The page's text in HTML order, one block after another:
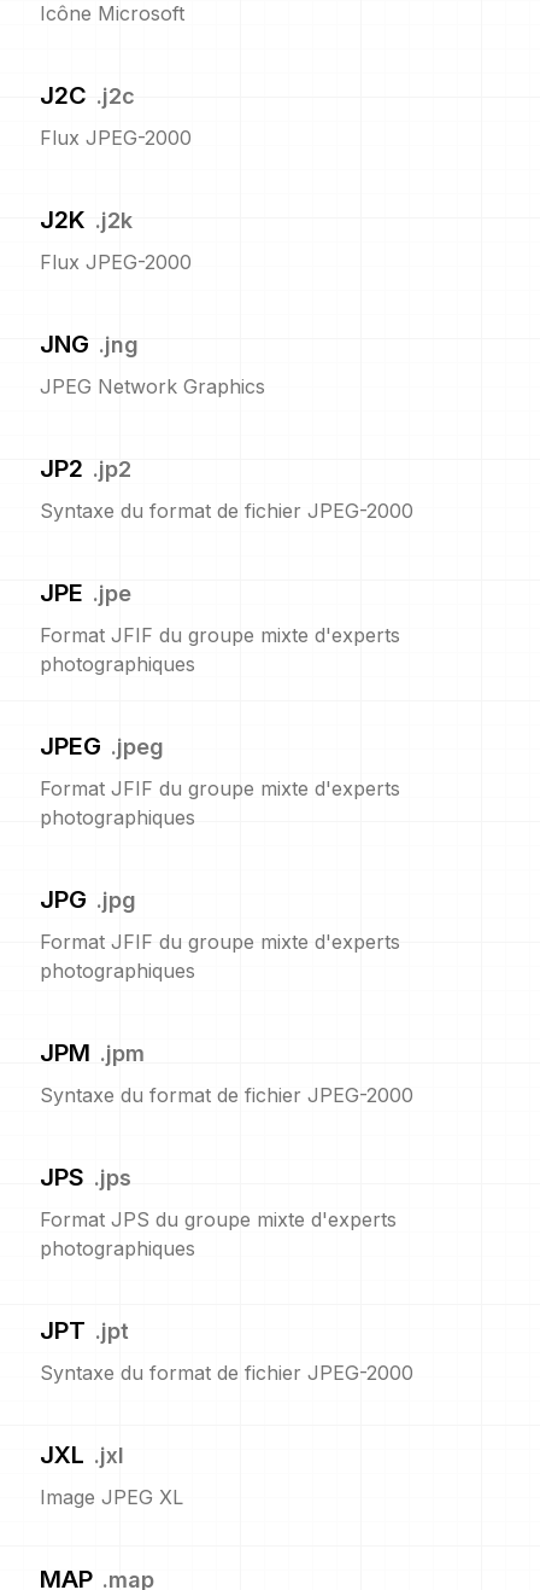
Icône Microsoft
J2C .j2c
Flux JPEG-2000
J2K .j2k
Flux JPEG-2000
JNG .jng
JPEG Network Graphics
JP2 .jp2
Syntaxe du format de fichier JPEG-2000
JPE .jpe
Format JFIF du groupe mixte d'experts
photographiques
JPEG .jpeg
Format JFIF du groupe mixte d'experts
photographiques
JPG .jpg
Format JFIF du groupe mixte d'experts
photographiques
JPM .jpm
Syntaxe du format de fichier JPEG-2000
JPS .jps
Format JPS du groupe mixte d'experts
photographiques
JPT .jpt
Syntaxe du format de fichier JPEG-2000
JXL .jxl
Image JPEG XL
MAP .map